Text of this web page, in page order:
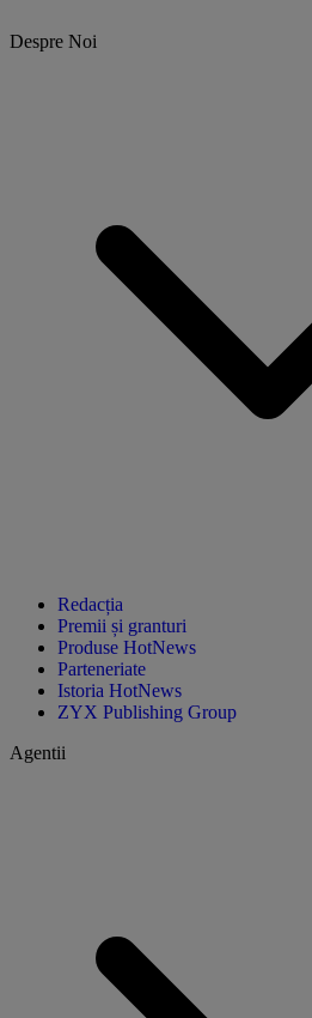
Despre Noi
Redacția
Premii și granturi
Produse HotNews
Parteneriate
Istoria HotNews
ZYX Publishing Group
Agentii